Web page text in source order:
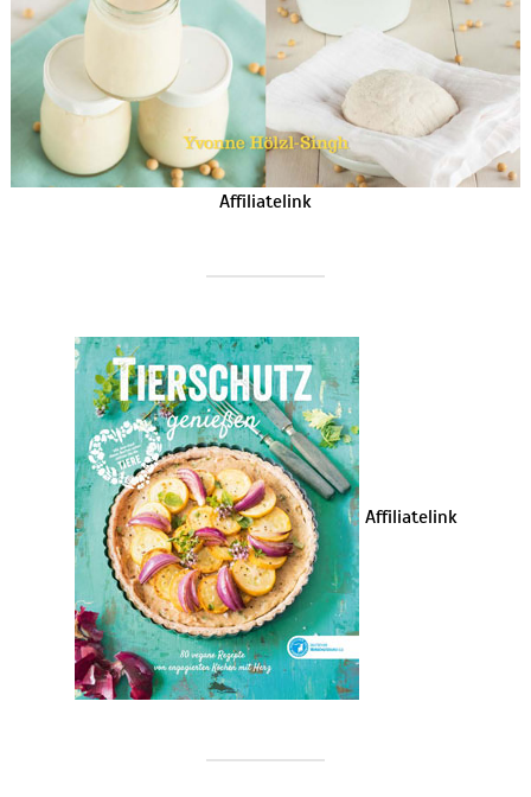
Affiliatelink
Affiliatelink